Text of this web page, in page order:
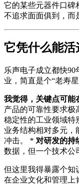
它的某些元器件口碑
不追求面面俱到，而
它凭什么能活
乐声电子成立都快
业，简直是个“老寿
我觉得，关键点可能
产品的可靠性要求极
稳定性的工业领域特
业务结构相对多元，
冲击。 * 对研发的持
数据，但一个技术公
但这里我得暴露个知
在企业文化和管理上